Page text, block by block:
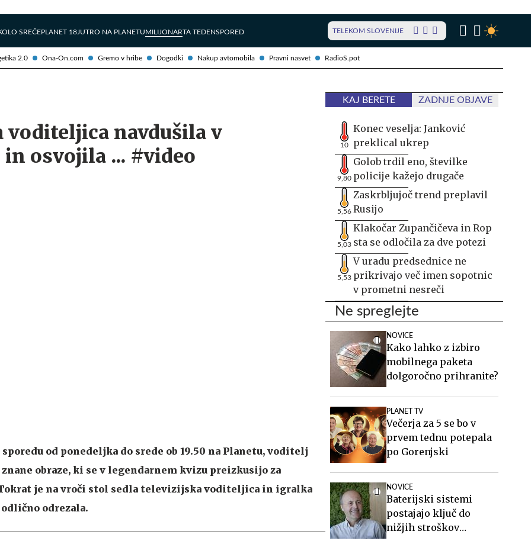
2.0 Ona-On.com Gremo v hribe Dogodki Nakup avtomobila Pravni nasvet RadioS.pot
SREČEPLANET 18JUTRO NA PLANETUMILIJONARTA TEDENSPORED TELEKOM SLOVENIJE
navdušila v
osvojila ... #video
od ponedeljka do srede ob 19.50 na Planetu, voditelj
obraze, ki se v legendarnem kvizu preizkusijo za
je na vroči stol sedla televizijska voditeljica in igralka
odrezala.
KAJ BERETE ZADNJE OBJAVE
10
Konec veselja: Janković
preklical ukrep
9,80
Golob trdil eno, številke
policije kažejo drugače
5,56
Zaskrbljujoč trend preplavil
Rusijo
5,03
Klakočar Zupančičeva in Rop
sta se odločila za dve potezi
5,53
V uradu predsednice ne
prikrivajo več imen sopotnic
v prometni nesreči
Ne spreglejte
NOVICE
Kako lahko z izbiro
mobilnega paketa
dolgoročno prihranite?
PLANET TV
Večerja za 5 se bo v
prvem tednu potepala
po Gorenjski
NOVICE
Baterijski sistemi
postajajo ključ do
nižjih stroškov